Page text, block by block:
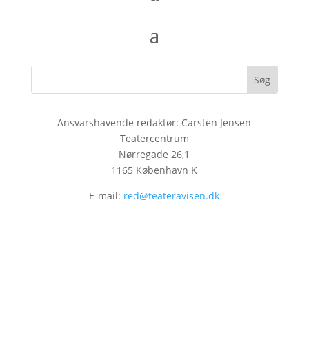
Ansvarshavende redaktør: Carsten Jensen
Teatercentrum
Nørregade 26,1
1165 København K
E-mail: red@teateravisen.dk